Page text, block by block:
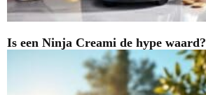
Is een Ninja Creami de hype waard?